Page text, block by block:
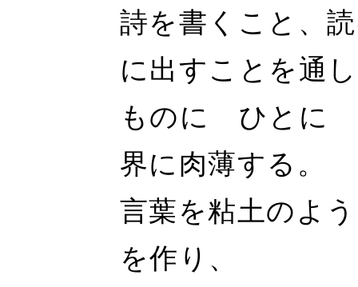
詩を書くこと、
に出すことを通
ものに ひとに
界に肉薄する。
言葉を粘土のよ
を作り、